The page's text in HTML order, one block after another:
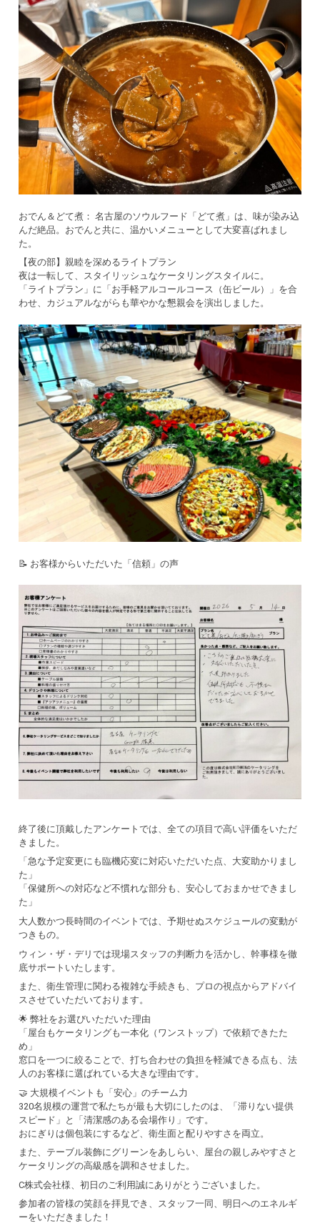
おでん＆どて煮： 名古屋のソウルフード「どて煮」は、味が染み込
んだ絶品。おでんと共に、温かいメニューとして大変喜ばれまし
た。
【夜の部】親睦を深めるライトプラン
夜は一転して、スタイリッシュなケータリングスタイルに。
「ライトプラン」に「お手軽アルコールコース（缶ビール）」を合
わせ、カジュアルながらも華やかな懇親会を演出しました。
📝 お客様からいただいた「信頼」の声
終了後に頂戴したアンケートでは、全ての項目で高い評価をいただ
きました。
「急な予定変更にも臨機応変に対応いただいた点、大変助かりまし
た」
「保健所への対応など不慣れな部分も、安心しておまかせできまし
た」
大人数かつ長時間のイベントでは、予期せぬスケジュールの変動が
つきもの。
ウィン・ザ・デリでは現場スタッフの判断力を活かし、幹事様を徹
底サポートいたします。
また、衛生管理に関わる複雑な手続きも、プロの視点からアドバイ
スさせていただいております。
🌟 弊社をお選びいただいた理由
「屋台もケータリングも一本化（ワンストップ）で依頼できたた
め」
窓口を一つに絞ることで、打ち合わせの負担を軽減できる点も、法
人のお客様に選ばれている大きな理由です。
🤝 大規模イベントも「安心」のチーム力
320名規模の運営で私たちが最も大切にしたのは、「滞りない提供
スピード」と「清潔感のある会場作り」です。
おにぎりは個包装にするなど、衛生面と配りやすさを両立。
また、テーブル装飾にグリーンをあしらい、屋台の親しみやすさと
ケータリングの高級感を調和させました。
C株式会社様、初日のご利用誠にありがとうございました。
参加者の皆様の笑顔を拝見でき、スタッフ一同、明日へのエネルギ
ーをいただきました！